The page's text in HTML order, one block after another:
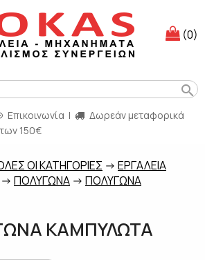
(0)
search
Επικοινωνία |
Δωρεάν μεταφορικά
150€
ΟΙ ΚΑΤΗΓΟΡΙΕΣ -> ΕΡΓΑΛΕΙΑ
-> ΠΟΛΥΓΩΝΑ -> ΠΟΛΥΓΩΝΑ
ΚΑΜΠΥΛΩΤΑ